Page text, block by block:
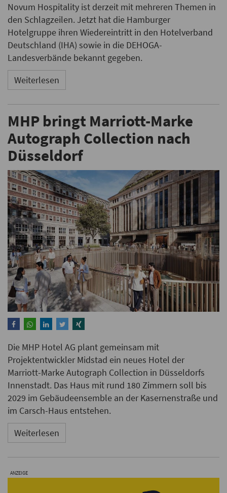
Novum Hospitality ist derzeit mit mehreren Themen in
den Schlagzeilen. Jetzt hat die Hamburger
Hotelgruppe ihren Wiedereintritt in den Hotelverband
Deutschland (IHA) sowie in die DEHOGA-
Landesverbände bekannt gegeben.
Weiterlesen
MHP bringt Marriott-Marke
Autograph Collection nach
Düsseldorf
Die MHP Hotel AG plant gemeinsam mit
Projektentwickler Midstad ein neues Hotel der
Marriott-Marke Autograph Collection in Düsseldorfs
Innenstadt. Das Haus mit rund 180 Zimmern soll bis
2029 im Gebäudeensemble an der Kasernenstraße und
im Carsch-Haus entstehen.
Weiterlesen
ANZEIGE